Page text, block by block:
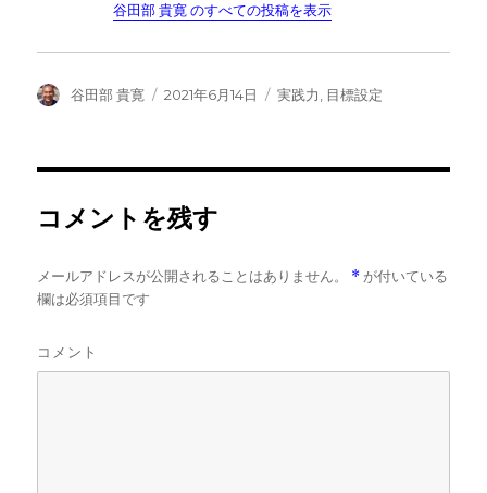
谷田部 貴寛 のすべての投稿を表示
投
谷田部 貴寛
投
2021年6月14日
カ
実践力 目標設定
コメントを残す
メールアドレスが公開されることはありません。 * が付いている
欄は必須項目です
コメント